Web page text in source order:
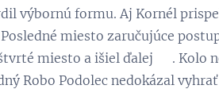
výbornú formu. Aj Kornél
miesto zaručujúce
miesto a išiel ďalej 💪. Kolo
Robo Podolec nedokázal